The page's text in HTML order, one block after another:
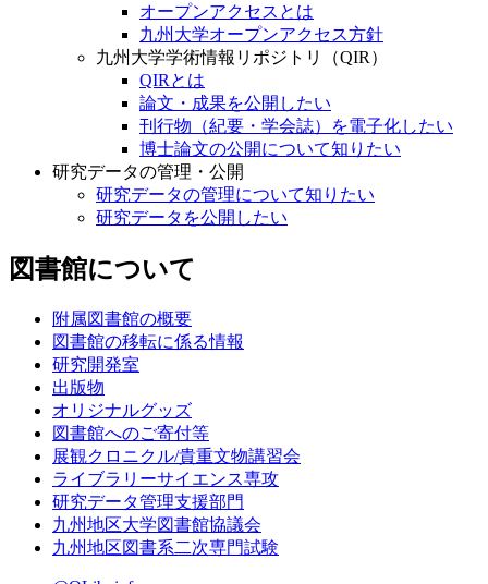
オープンアクセスとは
九州大学オープンアクセス方針
九州大学学術情報リポジトリ（QIR）
QIRとは
論文・成果を公開したい
刊行物（紀要・学会誌）を電子化したい
博士論文の公開について知りたい
研究データの管理・公開
研究データの管理について知りたい
研究データを公開したい
図書館について
附属図書館の概要
図書館の移転に係る情報
研究開発室
出版物
オリジナルグッズ
図書館へのご寄付等
展観クロニクル/貴重文物講習会
ライブラリーサイエンス専攻
研究データ管理支援部門
九州地区大学図書館協議会
九州地区図書系二次専門試験